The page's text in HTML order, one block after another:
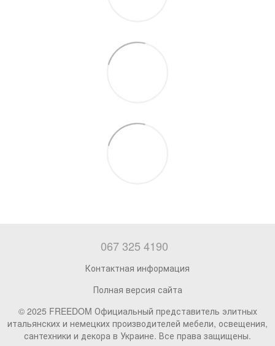
067 325 4190
Контактная информация
Полная версия сайта
© 2025 FREEDOM Официальный представитель элитных
итальянских и немецких производителей мебели, освещения,
сантехники и декора в Украине. Все права защищены.